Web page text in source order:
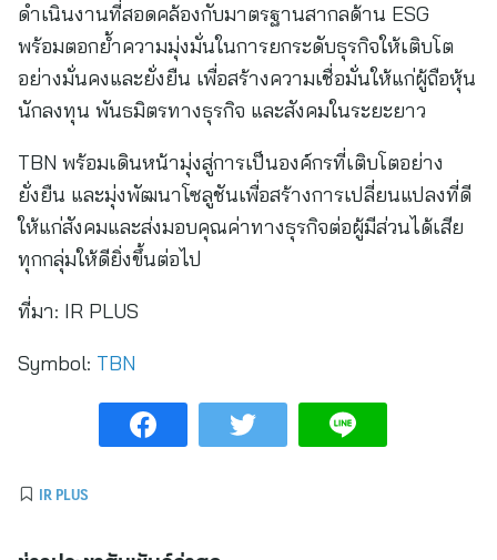
ดำเนินงานที่สอดคล้องกับมาตรฐานสากลด้าน ESG
พร้อมตอกย้ำความมุ่งมั่นในการยกระดับธุรกิจให้เติบโต
อย่างมั่นคงและยั่งยืน เพื่อสร้างความเชื่อมั่นให้แก่ผู้ถือหุ้น
นักลงทุน พันธมิตรทางธุรกิจ และสังคมในระยะยาว
TBN พร้อมเดินหน้ามุ่งสู่การเป็นองค์กรที่เติบโตอย่าง
ยั่งยืน และมุ่งพัฒนาโซลูชันเพื่อสร้างการเปลี่ยนแปลงที่ดี
ให้แก่สังคมและส่งมอบคุณค่าทางธุรกิจต่อผู้มีส่วนได้เสีย
ทุกกลุ่มให้ดียิ่งขึ้นต่อไป
ที่มา: IR PLUS
Symbol: TBN
IR PLUS